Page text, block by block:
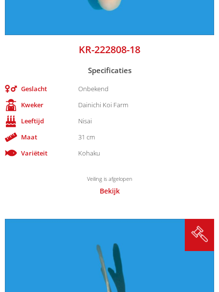
KR-222808-18
Specificaties
Geslacht
Onbekend
Kweker
Dainichi Koi Farm
Leeftijd
Nisai
Maat
31 cm
Variëteit
Kohaku
Veiling is afgelopen
Bekijk